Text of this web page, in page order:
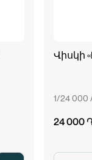
Վիսկի
1/24 000
24 000